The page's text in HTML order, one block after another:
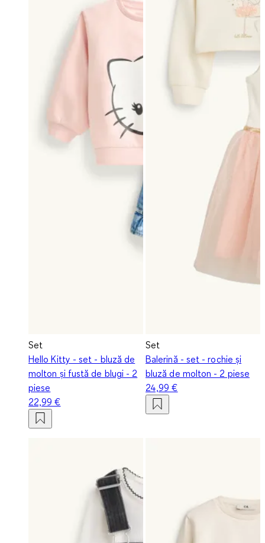
Set
Hello Kitty - set - bluză de
molton și fustă de blugi - 2
piese
22,99 €
Set
Balerină - set - rochie și
bluză de molton - 2 piese
24,99 €